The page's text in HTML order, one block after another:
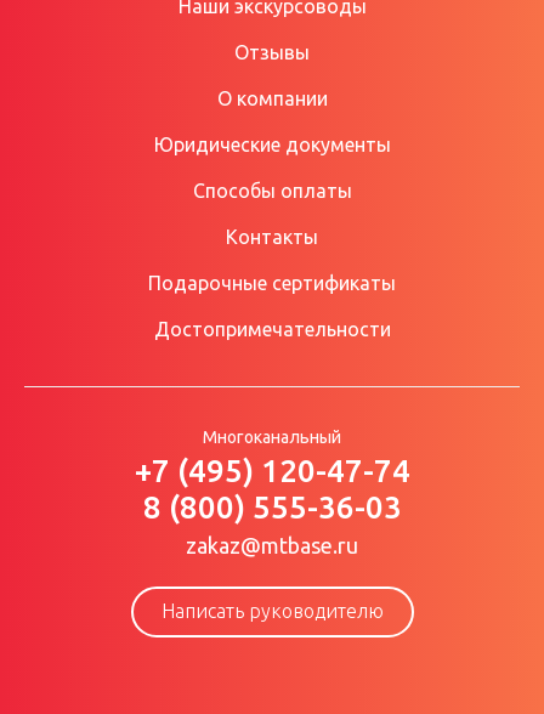
Наши экскурсоводы
Отзывы
О компании
Юридические документы
Способы оплаты
Контакты
Подарочные сертификаты
Достопримечательности
Многоканальный
+7 (495) 120-47-74
8 (800) 555-36-03
zakaz@mtbase.ru
Написать руководителю